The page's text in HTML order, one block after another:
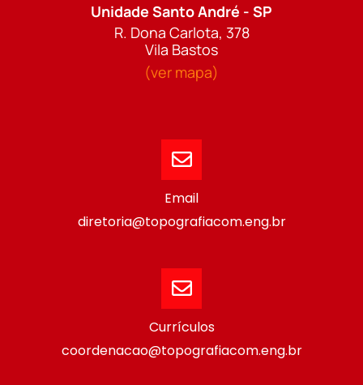
Unidade Santo André - SP
R. Dona Carlota, 378
Vila Bastos
(ver mapa)
Email
diretoria@topografiacom.eng.br
Currículos
coordenacao@topografiacom.eng.br